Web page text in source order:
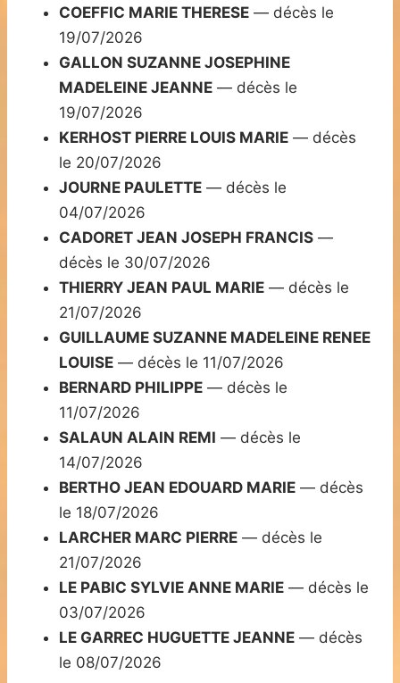
COEFFIC MARIE THERESE — décès le
19/07/2026
GALLON SUZANNE JOSEPHINE
MADELEINE JEANNE — décès le
19/07/2026
KERHOST PIERRE LOUIS MARIE — décès
le 20/07/2026
JOURNE PAULETTE — décès le
04/07/2026
CADORET JEAN JOSEPH FRANCIS —
décès le 30/07/2026
THIERRY JEAN PAUL MARIE — décès le
21/07/2026
GUILLAUME SUZANNE MADELEINE RENEE
LOUISE — décès le 11/07/2026
BERNARD PHILIPPE — décès le
11/07/2026
SALAUN ALAIN REMI — décès le
14/07/2026
BERTHO JEAN EDOUARD MARIE — décès
le 18/07/2026
LARCHER MARC PIERRE — décès le
21/07/2026
LE PABIC SYLVIE ANNE MARIE — décès le
03/07/2026
LE GARREC HUGUETTE JEANNE — décès
le 08/07/2026